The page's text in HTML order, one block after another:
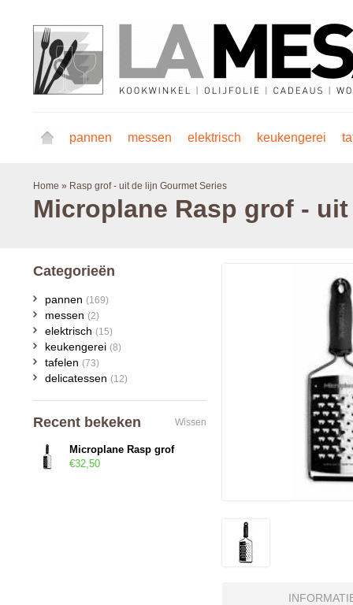
pannen messen elektrisch keukengerei
Home » Rasp grof - uit de lijn Gourmet Series
Microplane Rasp grof -
Categorieën
pannen (169)
messen (2)
elektrisch (15)
keukengerei (8)
tafelen (73)
delicatessen (12)
Recent bekeken Wissen
Microplane Rasp grof
€32,50